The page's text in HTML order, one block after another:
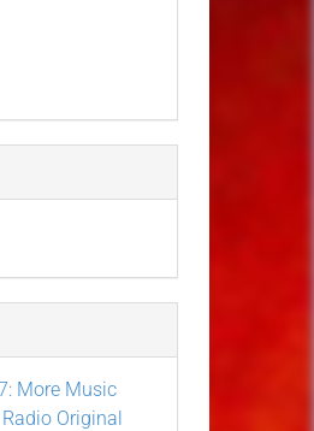
More Music
Original